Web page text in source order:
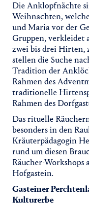
Die Anklopfnächte
Weihnachten,
und Maria vor der
Gruppen, verkleidet
zwei bis drei Hirten,
stellen die Suche
Tradition der
Rahmen des
traditionelle
Rahmen des
Das rituelle
besonders in den
Kräuterpädagogin
rund um diesen
Räucher-
Hofgastein.
Gasteiner
Kulturerbe